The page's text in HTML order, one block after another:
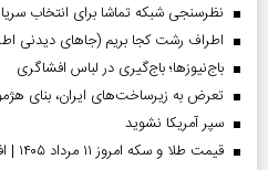
نظرسنجی شبکه تماشا برای انتخاب
اطراف رشت کجا بریم (جاهای دیدنی
باج‌نیوزها؛ باج‌گیری در لباس افشاگری
تعرض به زیرساخت‌های ایران، بنای
سپر آمریکا نشوید